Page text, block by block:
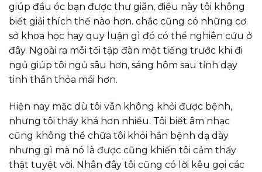
giúp đầu óc bạn được thư giãn, điều này tôi không
biết giải thích thế nào hơn. chắc cũng có những cơ
sở khoa học hay quy luận gì đó có thể nghiên cứu ở
đây. Ngoài ra mỗi tối tập đàn một tiếng trước khi đi
ngủ giúp tôi ngủ sâu hơn, sáng hôm sau tỉnh dạy
tinh thần thỏa mái hơn.
Hiện nay mặc dù tôi vẫn không khỏi được bệnh,
nhưng tôi thấy khá hơn nhiều. Tôi biết âm nhạc
cũng không thể chữa tôi khỏi hẳn bệnh dạ dày
nhưng gì mà nó là được cũng khiến tôi cảm thấy
thật tuyệt vời. Nhân đây tôi cũng có lời kêu gọi các